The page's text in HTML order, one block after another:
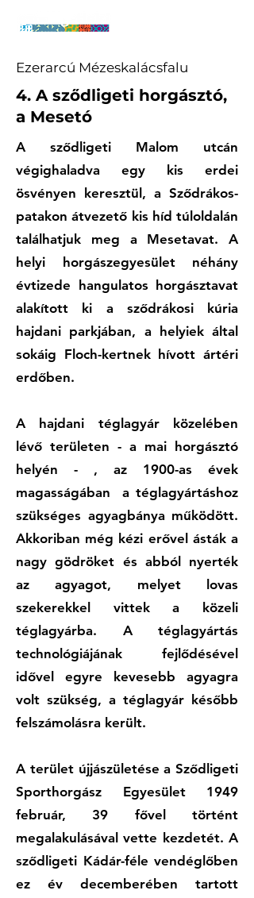
Ezerarcú Mézeskalácsfalu
4. A sződligeti horgásztó,
a Mesetó
A sződligeti Malom utcán
végighaladva egy kis erdei
ösvényen keresztül, a Sződrákos-
patakon átvezető kis híd túloldalán
találhatjuk meg a Mesetavat. A
helyi horgászegyesület néhány
évtizede hangulatos horgásztavat
alakított ki a sződrákosi kúria
hajdani parkjában, a helyiek által
sokáig Floch-kertnek hívott ártéri
erdőben.
A hajdani téglagyár közelében
lévő területen - a mai horgásztó
helyén - , az 1900-as évek
magasságában a téglagyártáshoz
szükséges agyagbánya működött.
Akkoriban még kézi erővel ásták a
nagy gödröket és abból nyerték
az agyagot, melyet lovas
szekerekkel vittek a közeli
téglagyárba. A téglagyártás
technológiájának fejlődésével
idővel egyre kevesebb agyagra
volt szükség, a téglagyár később
felszámolásra került.
A terület újjászületése a Sződligeti
Sporthorgász Egyesület 1949
február, 39 fővel történt
megalakulásával vette kezdetét. A
sződligeti Kádár-féle vendéglőben
ez év decemberében tartott